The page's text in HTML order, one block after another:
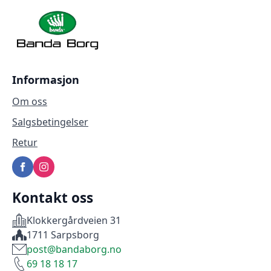
Informasjon
Om oss
Salgsbetingelser
Retur
Kontakt oss
Klokkergårdveien 31
1711 Sarpsborg
post@bandaborg.no
69 18 18 17